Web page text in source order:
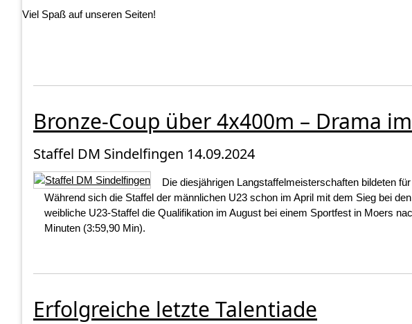
Viel Spaß auf unseren Seiten!
Bronze-Coup über 4x400m – Drama
Staffel DM Sindelfingen 14.09.2024
Die diesjährigen Langstaffelmeisterschaften bildeten
Während sich die Staffel der männlichen U23 schon im April mit dem Sieg bei
weibliche U23-Staffel die Qualifikation im August bei einem Sportfest in Moers
Minuten (3:59,90 Min).
Erfolgreiche letzte Talentiade